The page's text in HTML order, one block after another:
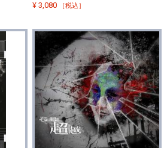
¥3,080 ［税込］